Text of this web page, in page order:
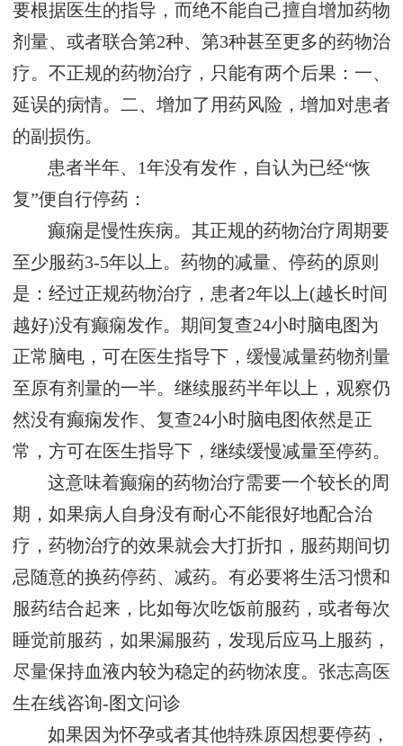
要根据医生的指导，而绝不能自己擅自增加药物
剂量、或者联合第2种、第3种甚至更多的药物治
疗。不正规的药物治疗，只能有两个后果：一、
延误的病情。二、增加了用药风险，增加对患者
的副损伤。
患者半年、1年没有发作，自认为已经“恢
复”便自行停药：
癫痫是慢性疾病。其正规的药物治疗周期要
至少服药3-5年以上。药物的减量、停药的原则
是：经过正规药物治疗，患者2年以上(越长时间
越好)没有癫痫发作。期间复查24小时脑电图为
正常脑电，可在医生指导下，缓慢减量药物剂量
至原有剂量的一半。继续服药半年以上，观察仍
然没有癫痫发作、复查24小时脑电图依然是正
常，方可在医生指导下，继续缓慢减量至停药。
这意味着癫痫的药物治疗需要一个较长的周
期，如果病人自身没有耐心不能很好地配合治
疗，药物治疗的效果就会大打折扣，服药期间切
忌随意的换药停药、减药。有必要将生活习惯和
服药结合起来，比如每次吃饭前服药，或者每次
睡觉前服药，如果漏服药，发现后应马上服药，
尽量保持血液内较为稳定的药物浓度。 张志高医
生在线咨询-图文问诊
如果因为怀孕或者其他特殊原因想要停药，